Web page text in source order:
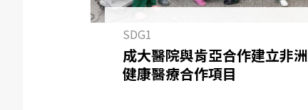
SDG1
成大醫院與肯亞合作建立非洲
健康醫療合作項目